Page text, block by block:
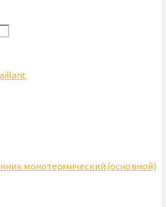
монотермический (основной)